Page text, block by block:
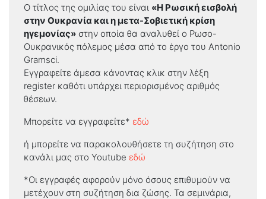
Ο τίτλος της ομιλίας του είναι «Η Ρωσική εισβολή
στην Ουκρανία και η μετα-Σοβιετική κρίση
ηγεμονίας» στην οποία θα αναλυθεί ο Ρωσο-
Ουκρανικός πόλεμος μέσα από το έργο του Antonio
Gramsci.
Εγγραφείτε άμεσα κάνοντας κλικ στην λέξη
register καθότι υπάρχει περιορισμένος αριθμός
θέσεων.
Μπορείτε να εγγραφείτε* εδώ
ή μπορείτε να παρακολουθήσετε τη συζήτηση στο
κανάλι μας στο Υοutube εδώ
*Οι εγγραφές αφορούν μόνο όσους επιθυμούν να
μετέχουν στη συζήτηση δια ζώσης. Τα σεμινάρια,